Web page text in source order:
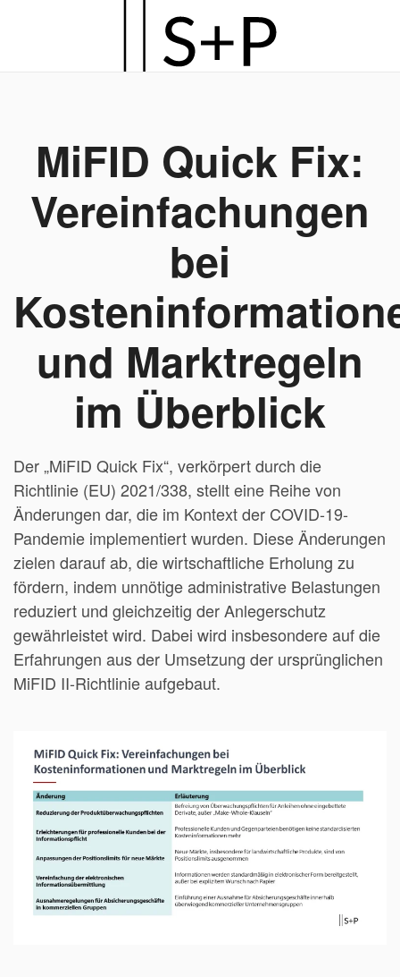
MiFID Quick Fix:
Vereinfachungen
bei
und Marktregeln
im Überblick
Der „MiFID Quick Fix“, verkörpert durch die
Richtlinie (EU) 2021/338, stellt eine Reihe von
Änderungen dar, die im Kontext der COVID-19-
Pandemie implementiert wurden. Diese Änderungen
zielen darauf ab, die wirtschaftliche Erholung zu
fördern, indem unnötige administrative Belastungen
reduziert und gleichzeitig der Anlegerschutz
gewährleistet wird. Dabei wird insbesondere auf die
Erfahrungen aus der Umsetzung der ursprünglichen
MiFID II-Richtlinie aufgebaut.